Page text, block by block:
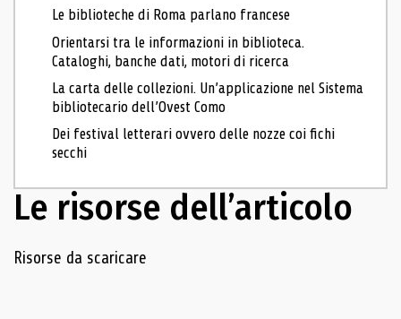
Le biblioteche di Roma parlano francese
Orientarsi tra le informazioni in biblioteca.
Cataloghi, banche dati, motori di ricerca
La carta delle collezioni. Un’applicazione nel Sistema
bibliotecario dell’Ovest Como
Dei festival letterari ovvero delle nozze coi fichi
secchi
Le risorse dell’articolo
Navigazione delle risorse
Risorse da scaricare